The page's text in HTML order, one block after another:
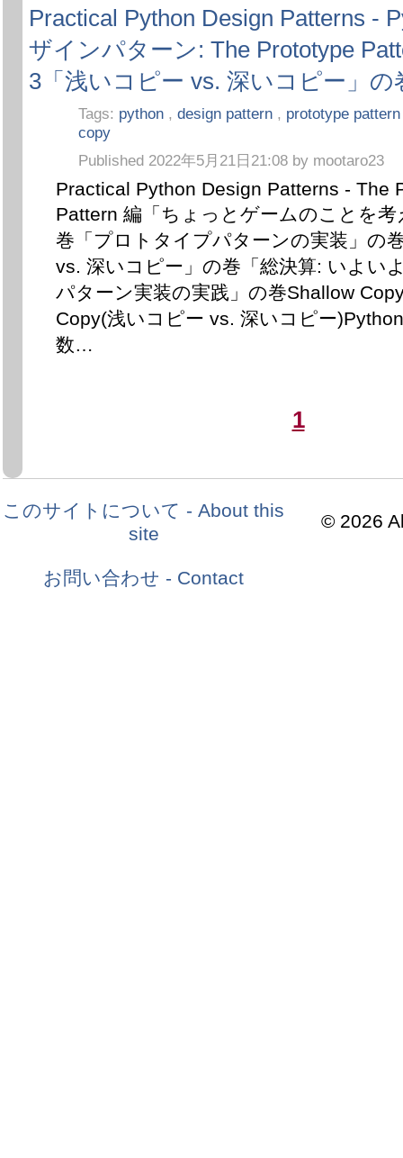
Practical Python Design Patterns -
ザインパターン: The Prototype
3「浅いコピー vs. 深いコピー」
Tags: python , design pattern , prototype
copy
Published 2022年5月21日21:08 by mootaro23
Practical Python Design Patterns - The
Pattern 編「ちょっとゲームのことを
巻「プロトタイプパターンの実装」の
vs. 深いコピー」の巻「総決算: いよい
パターン実装の実践」の巻Shallow
Copy(浅いコピー vs. 深いコピー
数…
1
このサイトについて - About this
site
お問い合わせ - Contact
© 2026